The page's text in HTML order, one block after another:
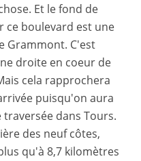
Et le fond de
ce boulevard est une
Grammont. C'est
droite en coeur de
cela rapprochera
puisqu'on aura
dans Tours.
des neuf côtes,
qu'à 8,7 kilomètres